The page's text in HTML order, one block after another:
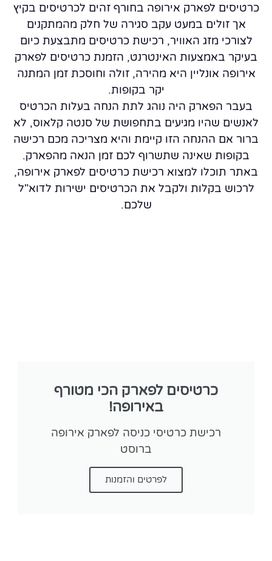
כרטיסים לפארק אירופה בחורף זהים לכרטיסים בקיץ
אך זולים במעט עקב סגירה של חלק מהמתקנים
לצורכי מזג האוויר, רכישת כרטיסים מתבצעת כיום
בעיקר באמצעות האינטרנט, הזמנת כרטיסים לפארק
אירופה אונליין היא מהירה, זולה וחוסכת זמן המתנה
יקר בקופות.
בעבר הפארק היה נוהג לתת הנחה בעלות הכרטיס
לאנשים שהיו מגיעים בתחפושת של סנטה קלאוס, לא
ברור אם ההנחה הזו קיימת והיא מצריכה מכם רכישה
בקופות שאינה שתשרוף לכם זמן הנאה מהפארק.
באתר תוכלו למצוא רכישת כרטיסים לפארק אירופה,
לרכוש בקלות ולקבל את הכרטיסים ישירות לדוא"ל
שלכם.
כרטיסים לפארק הכי מטורף
באירופה!
רכישת כרטיסי כניסה לפארק אירופה
ברוסט
לפרטים והזמנות